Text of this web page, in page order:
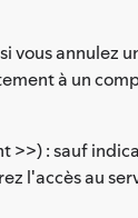
vous annulez
à un
>>) : sauf
l'accès au